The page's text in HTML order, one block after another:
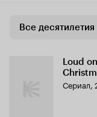
Все десятилетия
Loud
Сериал,